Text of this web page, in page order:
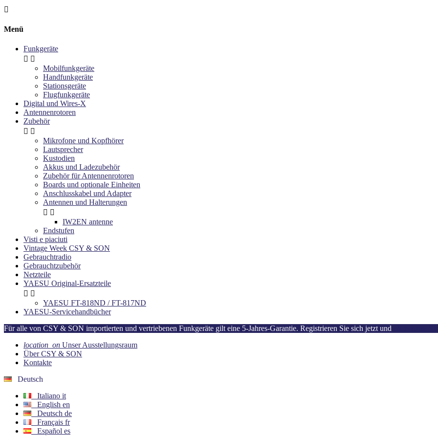

Menü
Funkgeräte
 
Mobilfunkgeräte
Handfunkgeräte
Stationsgeräte
Flugfunkgeräte
Digital und Wires-X
Antennenrotoren
Zubehör
 
Mikrofone und Kopfhörer
Lautsprecher
Kustodien
Akkus und Ladezubehör
Zubehör für Antennenrotoren
Boards und optionale Einheiten
Anschlusskabel und Adapter
Antennen und Halterungen
 
IW2EN antenne
Endstufen
Visti e piaciuti
Vintage Week CSY & SON
Gebrauchtradio
Gebrauchtzubehör
Netzteile
YAESU Original-Ersatzteile
 
YAESU FT-818ND / FT-817ND
YAESU-Servicehandbücher
Für alle von CSY & SON importierten und vertriebenen Funkgeräte gilt eine 5-Jahres-Garantie. Registrieren Sie sich jetzt und
location_on Unser Ausstellungsraum
Über CSY & SON
Kontakte
Deutsch
Italiano it
English en
Deutsch de
Français fr
Español es